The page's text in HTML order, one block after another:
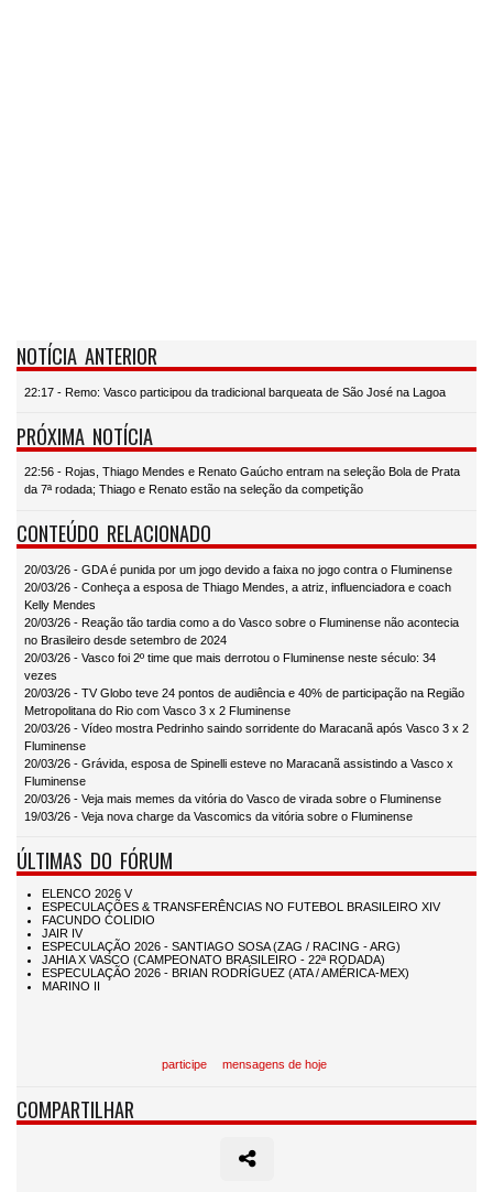
NOTÍCIA ANTERIOR
22:17 - Remo: Vasco participou da tradicional barqueata de São José na Lagoa
PRÓXIMA NOTÍCIA
22:56 - Rojas, Thiago Mendes e Renato Gaúcho entram na seleção Bola de Prata
da 7ª rodada; Thiago e Renato estão na seleção da competição
CONTEÚDO RELACIONADO
20/03/26 - GDA é punida por um jogo devido a faixa no jogo contra o Fluminense
20/03/26 - Conheça a esposa de Thiago Mendes, a atriz, influenciadora e coach
Kelly Mendes
20/03/26 - Reação tão tardia como a do Vasco sobre o Fluminense não acontecia
no Brasileiro desde setembro de 2024
20/03/26 - Vasco foi 2º time que mais derrotou o Fluminense neste século: 34
vezes
20/03/26 - TV Globo teve 24 pontos de audiência e 40% de participação na Região
Metropolitana do Rio com Vasco 3 x 2 Fluminense
20/03/26 - Vídeo mostra Pedrinho saindo sorridente do Maracanã após Vasco 3 x 2
Fluminense
20/03/26 - Grávida, esposa de Spinelli esteve no Maracanã assistindo a Vasco x
Fluminense
20/03/26 - Veja mais memes da vitória do Vasco de virada sobre o Fluminense
19/03/26 - Veja nova charge da Vascomics da vitória sobre o Fluminense
ÚLTIMAS DO FÓRUM
participe mensagens de hoje
COMPARTILHAR